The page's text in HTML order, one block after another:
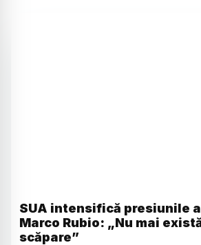
SUA intensifică presiunile
Marco Rubio: „Nu mai
scăpare”